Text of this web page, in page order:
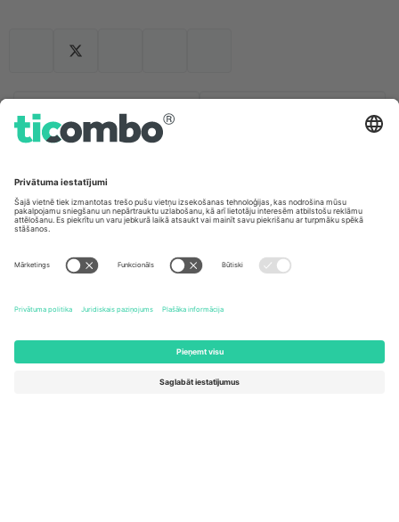
Biroji un atbalsts
Germany
Unter den Linden 24, 10117
Berlin, Germany
United Kingdom
Kingdom
United States
Newark, Delaware 19713, United
Switzerland
Engelberg, Switzerland